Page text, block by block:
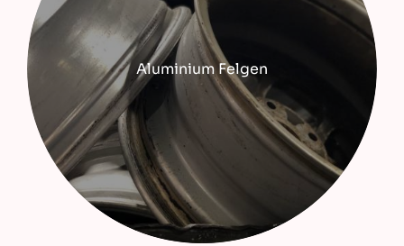
Aluminium Felgen